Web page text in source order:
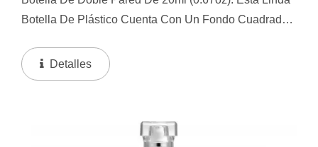
Botella De Plástico Cuenta Con Un Fondo Cuadrado
Una Bomba De Encaje, Diseñada Para Proteger Y
Evitar...
Detalles